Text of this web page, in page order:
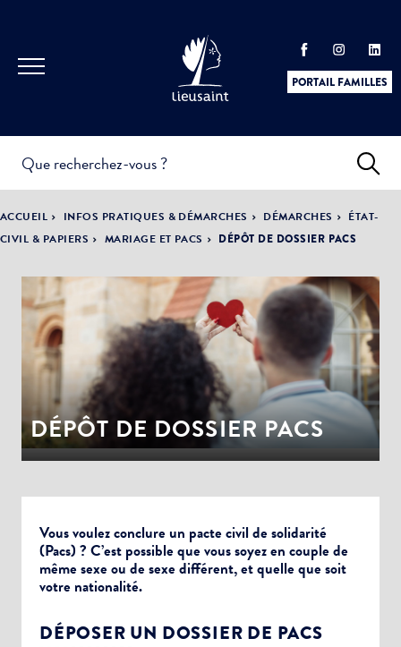
PORTAIL FAMILLES
PRATIQUES &
DÉMARCHES
ACTUALITÉS &
ÉVÈNEMENTS
LA VILLE
DÉMOCRATIE
PARTICIPATIVE
ACCUEIL INFOS PRATIQUES & DÉMARCHES DÉMARCHES
ÉTAT-
CIVIL & PAPIERS
MARIAGE ET PACS DÉPÔT DE DOSSIER PACS
DÉPÔT DE DOSSIER PACS
Vous voulez conclure un pacte civil de solidarité
(Pacs) ? C’est possible que vous soyez en couple de
même sexe ou de sexe différent, et quelle que soit
votre nationalité.
DÉPOSER UN DOSSIER DE PACS